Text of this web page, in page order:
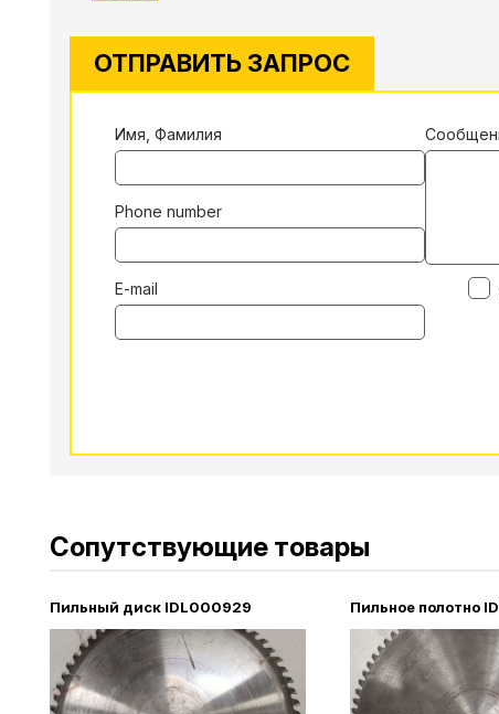
ОТПРАВИТЬ ЗАПРОС
Имя, Фамилия
Phone number
E-mail
Сопутствующие товары
Пильный диск IDL000929 Пильное полотно